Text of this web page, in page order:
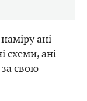
ані
схеми, ані
свою